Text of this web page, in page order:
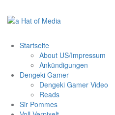
Inhalt
springen
Startseite
About US/Impressum
Ankündigungen
Dengeki Gamer
Dengeki Gamer Video
Reads
Sir Pommes